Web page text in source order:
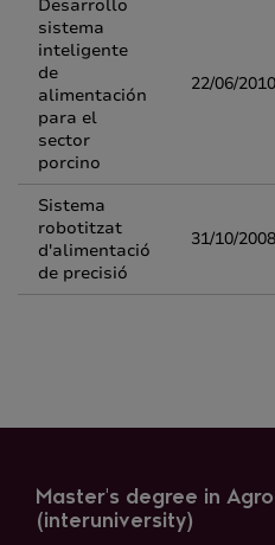
Desarrollo
sistema
inteligente
de
alimentación
para el
sector
porcino
22/06/2010
Sistema
robotitzat
d'alimentació
de precisió
31/10/2008
Master's degree in
(interuniversity)